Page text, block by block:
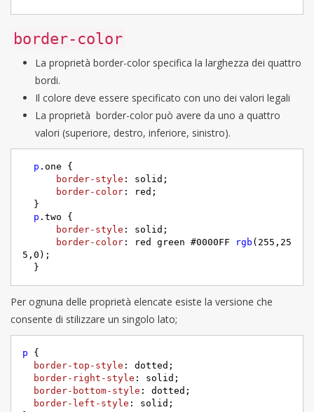
border-color
La proprietà border-color specifica la larghezza dei quattro
bordi.
Il colore deve essere specificato con uno dei valori legali
La proprietà border-color può avere da uno a quattro
valori (superiore, destro, inferiore, sinistro).
p .one {
border-style : solid;
border-color : red;
}
p .two {
border-style : solid;
border-color : red green #0000FF rgb (255,25
5,0);
}
Per ognuna delle proprietà elencate esiste la versione che
consente di stilizzare un singolo lato;
p {
border-top-style : dotted;
border-right-style : solid;
border-bottom-style : dotted;
border-left-style : solid;